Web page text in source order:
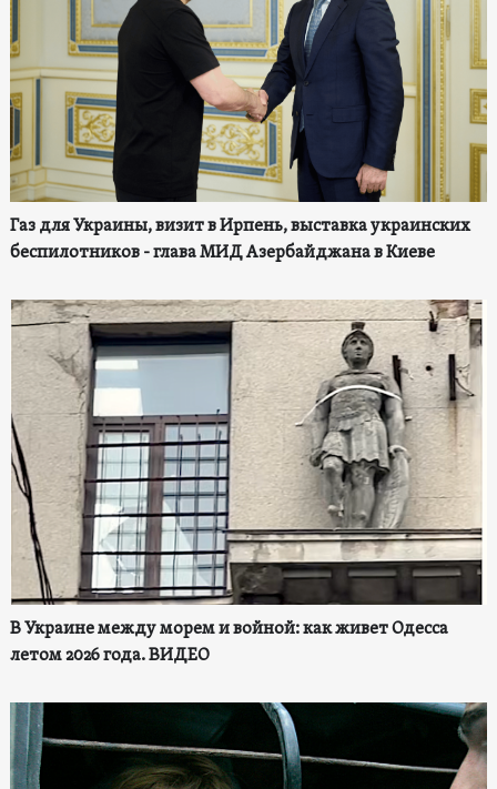
Газ для Украины, визит в Ирпень, выставка украинских
беспилотников - глава МИД Азербайджана в Киеве
В Украине между морем и войной: как живет Одесса
летом 2026 года. ВИДЕО